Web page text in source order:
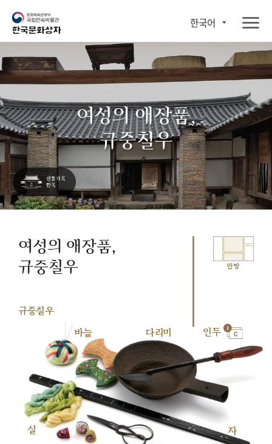
한국어
여성의 애장품,
규중칠우
여성의 애장품,
규중칠우
안방
규중칠우
바늘
다리미 인두
실
자